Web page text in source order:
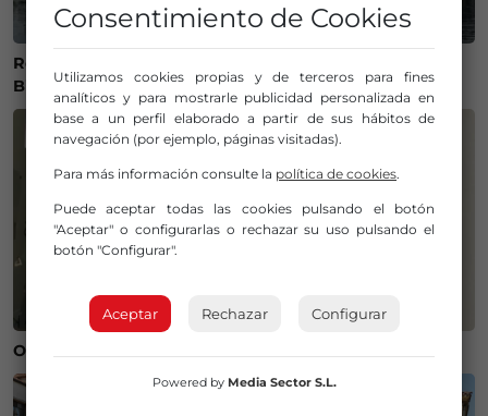
Recuperan el cuerpo sin vida de una mujer en la ría de
Bilbao
Operación salida para Andoni Gorosabel
Consentimiento de Cookies
Utilizamos cookies propias y de terceros para fines
analíticos y para mostrarle publicidad personalizada en
base a un perfil elaborado a partir de sus hábitos de
navegación (por ejemplo, páginas visitadas).
Para más información consulte la política de cookies.
Puede aceptar todas las cookies pulsando el botón
"Aceptar" o configurarlas o rechazar su uso pulsando el
botón "Configurar".
Aceptar Rechazar Configurar
Powered by Media Sector S.L.